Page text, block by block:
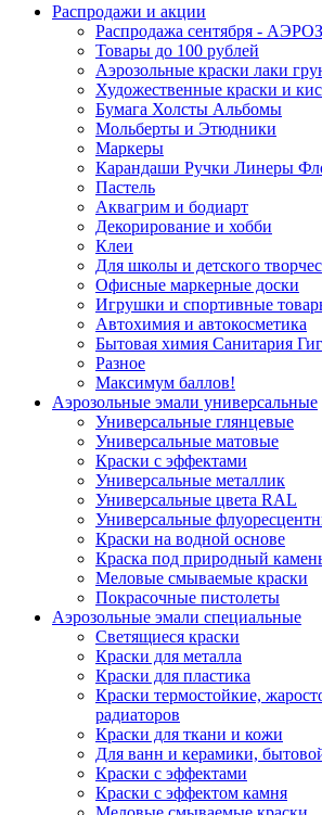
Распродажи и акции
Распродажа сентября -
Товары до 100 рублей
Аэрозольные краски лаки
Художественные краски и
Бумага Холсты Альбомы
Мольберты и Этюдники
Маркеры
Карандаши Ручки Линеры
Пастель
Аквагрим и бодиарт
Декорирование и хобби
Клеи
Для школы и детского
Офисные маркерные доски
Игрушки и спортивные
Автохимия и автокосметика
Бытовая химия Санитария
Разное
Максимум баллов!
Аэрозольные эмали универсальные
Универсальные глянцевые
Универсальные матовые
Краски с эффектами
Универсальные металлик
Универсальные цвета RAL
Универсальные
Краски на водной основе
Краска под природный
Меловые смываемые краски
Покрасочные пистолеты
Аэрозольные эмали специальные
Светящиеся краски
Краски для металла
Краски для пластика
Краски термостойкие,
радиаторов
Краски для ткани и кожи
Для ванн и керамики,
Краски с эффектами
Краски с эффектом камня